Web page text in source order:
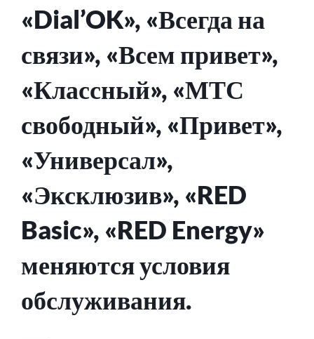
«Dial’OK», «Всегда на
связи», «Всем привет»,
«Классный», «МТС
свободный», «Привет»,
«Универсал»,
«Эксклюзив», «RED
Basic», «RED Energy»
меняются условия
обслуживания.